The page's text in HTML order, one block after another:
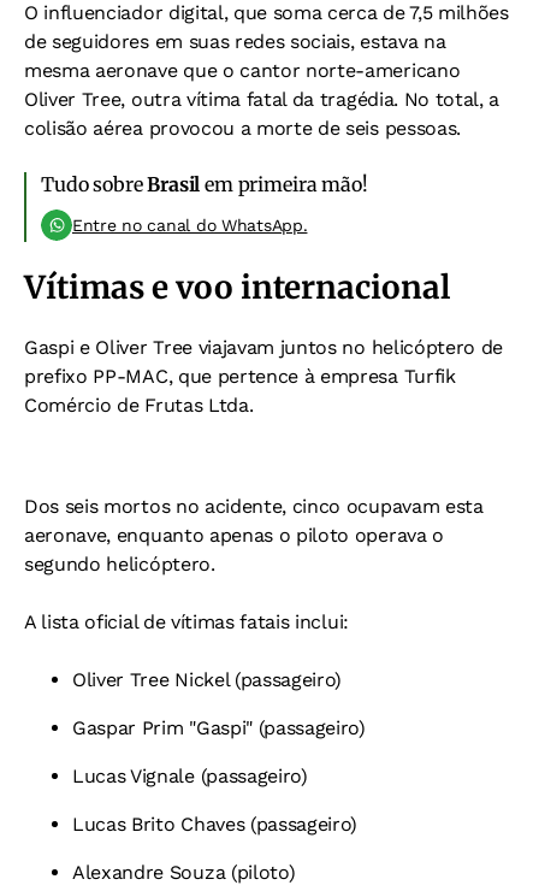
O influenciador digital, que soma cerca de 7,5 milhões
de seguidores em suas redes sociais, estava na
mesma aeronave que o cantor norte-americano
Oliver Tree, outra vítima fatal da tragédia. No total, a
colisão aérea provocou a morte de seis pessoas.
Tudo sobreBrasil em primeira mão!
Entre no canal do WhatsApp.
Vítimas e voo internacional
Gaspi e Oliver Tree viajavam juntos no helicóptero de
prefixo PP-MAC, que pertence à empresa Turfik
Comércio de Frutas Ltda.
Dos seis mortos no acidente, cinco ocupavam esta
aeronave, enquanto apenas o piloto operava o
segundo helicóptero.
A lista oficial de vítimas fatais inclui:
Oliver Tree Nickel (passageiro)
Gaspar Prim "Gaspi" (passageiro)
Lucas Vignale (passageiro)
Lucas Brito Chaves (passageiro)
Alexandre Souza (piloto)